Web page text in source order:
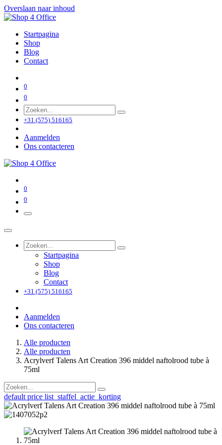
Overslaan naar inhoud
Startpagina
Shop
Blog
Contact
0
0
+31 (575) 516165
Aanmelden
Ons contacteren
0
0
Startpagina
Shop
Blog
Contact
+31 (575) 516165
Aanmelden
Ons contacteren
Alle producten
Alle producten
Acrylverf Talens Art Creation 396 middel naftolrood tube à
75ml
default price list_staffel_actie_korting